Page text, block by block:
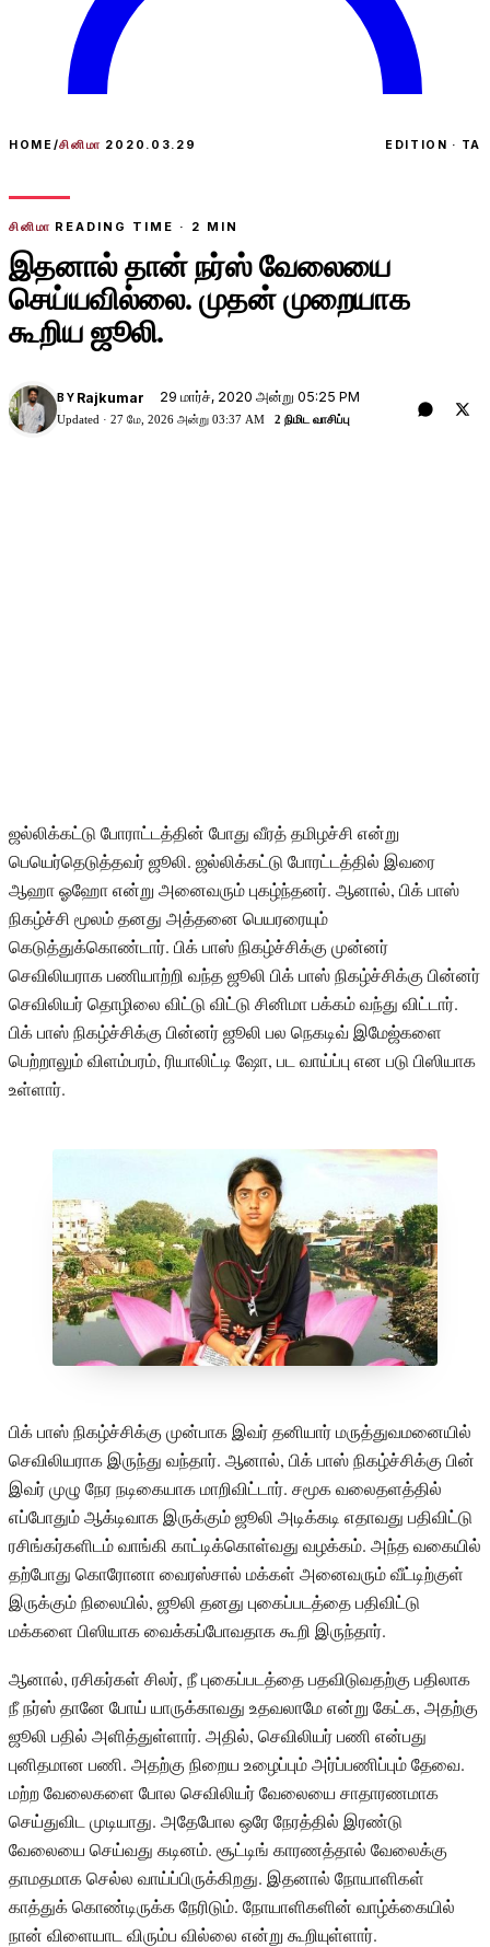
HOME/சினிமா 2020.03.29 EDITION · TA
சினிமா READING TIME · 2 MIN
இதனால் தான் நர்ஸ் வேலையை
செய்யவில்லை. முதன் முறையாக
கூறிய ஜூலி.
BY Rajkumar 29 மார்ச், 2020 அன்று 05:25 PM
Updated · 27 மே, 2026 அன்று 03:37 AM 2 நிமிட வாசிப்பு
ஜல்லிக்கட்டு போராட்டத்தின் போது வீரத் தமிழச்சி என்று
பெயெர்தெடுத்தவர் ஜூலி. ஜல்லிக்கட்டு போரட்டத்தில் இவரை
ஆஹா ஓஹோ என்று அனைவரும் புகழ்ந்தனர். ஆனால், பிக் பாஸ்
நிகழ்ச்சி மூலம் தனது அத்தனை பெயரரையும்
கெடுத்துக்கொண்டார். பிக் பாஸ் நிகழ்ச்சிக்கு முன்னர்
செவிலியராக பணியாற்றி வந்த ஜூலி பிக் பாஸ் நிகழ்ச்சிக்கு பின்னர்
செவிலியர் தொழிலை விட்டு விட்டு சினிமா பக்கம் வந்து விட்டார்.
பிக் பாஸ் நிகழ்ச்சிக்கு பின்னர் ஜூலி பல நெகடிவ் இமேஜ்களை
பெற்றாலும் விளம்பரம், ரியாலிட்டி ஷோ, பட வாய்ப்பு என படு பிஸியாக
உள்ளார்.
பிக் பாஸ் நிகழ்ச்சிக்கு முன்பாக இவர் தனியார் மருத்துவமனையில்
செவிலியராக இருந்து வந்தார். ஆனால், பிக் பாஸ் நிகழ்ச்சிக்கு பின்
இவர் முழு நேர நடிகையாக மாறிவிட்டார். சமூக வலைதளத்தில்
எப்போதும் ஆக்டிவாக இருக்கும் ஜூலி அடிக்கடி எதாவது பதிவிட்டு
ரசிங்கர்களிடம் வாங்கி காட்டிக்கொள்வது வழக்கம். அந்த வகையில்
தற்போது கொரோனா வைரஸ்சால் மக்கள் அனைவரும் வீட்டிற்குள்
இருக்கும் நிலையில், ஜூலி தனது புகைப்படத்தை பதிவிட்டு
மக்களை பிஸியாக வைக்கப்போவதாக கூறி இருந்தார்.
ஆனால், ரசிகர்கள் சிலர், நீ புகைப்படத்தை பதவிடுவதற்கு பதிலாக
நீ நர்ஸ் தானே போய் யாருக்காவது உதவலாமே என்று கேட்க, அதற்கு
ஜூலி பதில் அளித்துள்ளார். அதில், செவிலியர் பணி என்பது
புனிதமான பணி. அதற்கு நிறைய உழைப்பும் அர்ப்பணிப்பும் தேவை.
மற்ற வேலைகளை போல செவிலியர் வேலையை சாதாரணமாக
செய்துவிட முடியாது. அதேபோல ஒரே நேரத்தில் இரண்டு
வேலையை செய்வது கடினம். சூட்டிங் காரணத்தால் வேலைக்கு
தாமதமாக செல்ல வாய்ப்பிருக்கிறது. இதனால் நோயாளிகள்
காத்துக் கொண்டிருக்க நேரிடும். நோயாளிகளின் வாழ்க்கையில்
நான் விளையாட விரும்ப வில்லை என்று கூறியுள்ளார்.